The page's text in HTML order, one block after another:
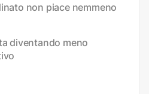
non piace nemmeno
diventando meno